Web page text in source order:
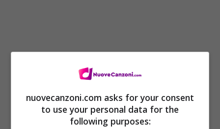
Vicini non sappiamo stare, sappiamo stare
nuovecanzoni.com asks for your consent
to use your personal data for the
following purposes: